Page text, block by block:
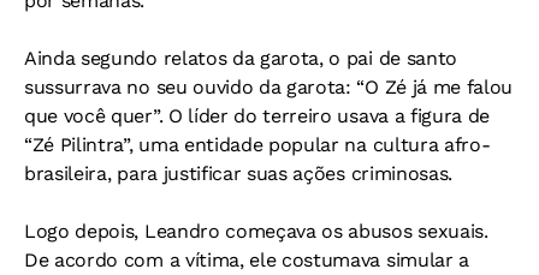
Ainda segundo relatos da garota, o pai de santo
sussurrava no seu ouvido da garota: “O Zé já me falou
que você quer”. O líder do terreiro usava a figura de
“Zé Pilintra”, uma entidade popular na cultura afro-
brasileira, para justificar suas ações criminosas.
Logo depois, Leandro começava os abusos sexuais.
De acordo com a vítima, ele costumava simular a